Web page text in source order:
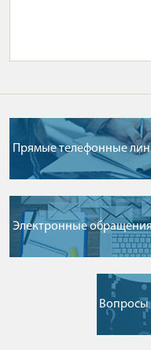
Прямые телефонные
Электронные
Вопросы